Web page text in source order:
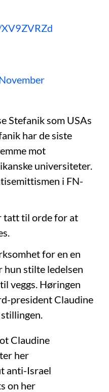
Stefanik som USAs
har de siste
mot
universiteter.
i FN-
tatt til orde for at
for en en
hun stilte ledelsen
veggs. Høringen
president Claudine
Claudine
her
anti-Israel
on her